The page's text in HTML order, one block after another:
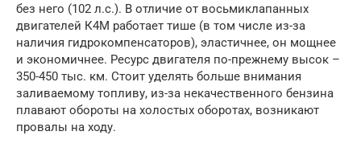
без него (102 л.с.). В отличие от восьмиклапанных
двигателей К4М работает тише (в том числе из-за
наличия гидрокомпенсаторов), эластичнее, он мощнее
и экономичнее. Ресурс двигателя по-прежнему высок –
350-450 тыс. км. Стоит уделять больше внимания
заливаемому топливу, из-за некачественного бензина
плавают обороты на холостых оборотах, возникают
провалы на ходу.